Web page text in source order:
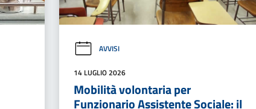
AVVISI
14 LUGLIO 2026
Mobilità volontaria per
Funzionario Assistente Sociale: il